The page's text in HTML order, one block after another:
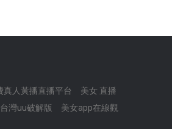
真人黃播直播平台
美女 直播
台灣uu破解版
美女app在線觀